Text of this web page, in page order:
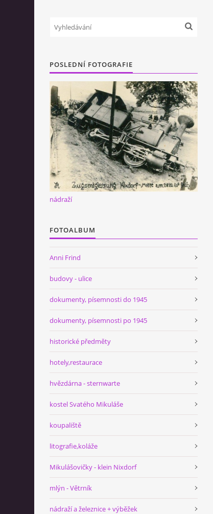
POSLEDNÍ FOTOGRAFIE
nádraží
FOTOALBUM
Anni Frind
budovy - ulice
dokumenty, písemnosti do 1945
dokumenty, písemnosti po 1945
historické předměty
hotely,restaurace
hvězdárna - sternwarte
kostel Svatého Mikuláše
koupaliště
litografie,koláže
Mikulášovičky - klein Nixdorf
mlýn - Větrník
nádraží a železnice + výběžek